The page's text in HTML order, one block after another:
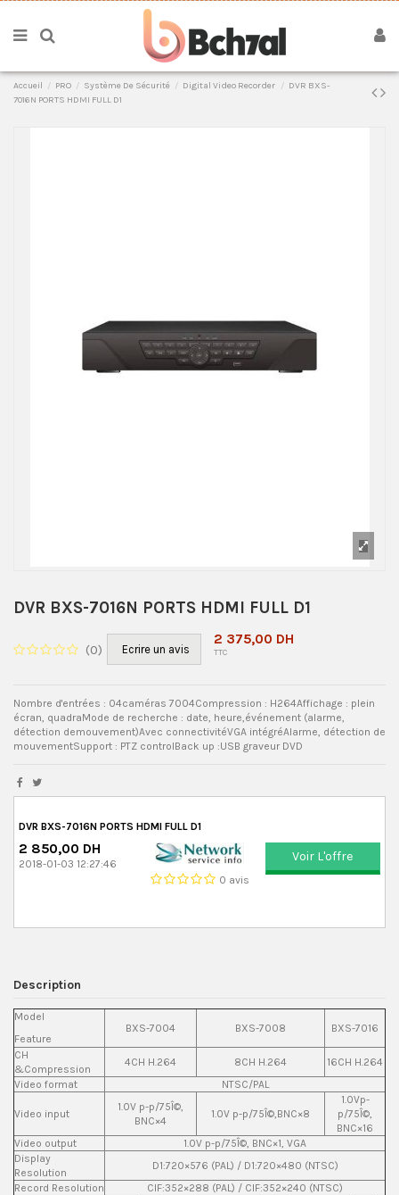
Accueil PRO Système De Sécurité Digital Video Recorder
DVR BXS-
7016N PORTS HDMI FULL D1
DVR BXS-7016N PORTS HDMI FULL D1
(0) Ecrire un avis
2 375,00 DH
TTC
Nombre d'entrées : 04caméras 7004Compression : H264Affichage : plein
écran, quadraMode de recherche : date, heure,événement (alarme,
détection demouvement)Avec connectivitéVGA intégréAlarme, détection de
mouvementSupport : PTZ controlBack up :USB graveur DVD
DVR BXS-7016N PORTS HDMI FULL D1
2 850,00 DH
2018-01-03 12:27:46
0 avis
Voir L'offre
Description
Model
Feature
BXS-7004 BXS-7008 BXS-7016
CH
&Compression
4CH H.264 8CH H.264
16CH H.264
Video format
NTSC/PAL
Video input
1.0V p-p/75Î©,
BNC×4
1.0V p-p/75Î©,BNC×8
1.0Vp-
p/75Î©,
BNC×16
Video output
1.0V p-p/75Î©, BNC×1, VGA
Display
Resolution
D1:720×576 (PAL) / D1:720×480 (NTSC)
Record Resolution
CIF:352×288 (PAL) / CIF:352×240 (NTSC)